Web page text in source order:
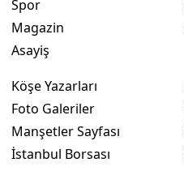
Spor
Magazin
Asayiş
Köşe Yazarları
Foto Galeriler
Manşetler Sayfası
İstanbul Borsası